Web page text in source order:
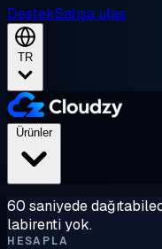
DestekSatışa ulaş
TR
Ürünler
60 saniyede
labirenti yok.
HESAPLA